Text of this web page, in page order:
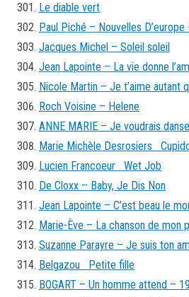
Le diable vert
Paul Piché – Nouvelles D’europe
Jacques Michel – Soleil soleil
Jean Lapointe – La vie donne
Nicole Martin – Je t’aime autant
Roch Voisine – Helene
ANNE MARIE – Je voudrais
Marie Michèle Desrosiers
Lucien Francoeur Wet Job
De Cloxx – Baby, Je Dis Non
Jean Lapointe – C’est beau le
Marie-Ève – La chanson de mon
Suzanne Parayre – Je suis ton
Belgazou Petite fille
BOGART – Un homme attend –